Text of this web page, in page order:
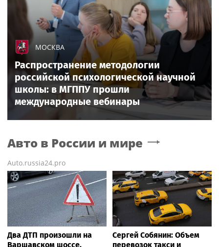
МОСКВА
Распространение методологии
российской психологической научной
школы: в МГППУ прошли
международные вебинары
Авто в России и мире
Auto.russia24.pro
Два ДТП произошли на
Варшавском шоссе,
Сергей Собянин: Объем
перевозок такси и